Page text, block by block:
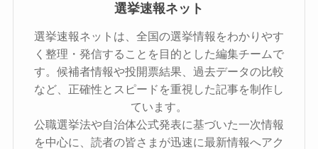
選挙速報ネット
選挙速報ネットは、全国の選挙情報をわかりやす
く整理・発信することを目的とした編集チームで
す。候補者情報や投開票結果、過去データの比較
など、正確性とスピードを重視した記事を制作し
ています。
公職選挙法や自治体公式発表に基づいた一次情報
を中心に、読者の皆さまが迅速に最新情報へアク